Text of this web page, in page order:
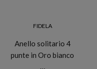
FIDELA
Anello solitario 4
punte in Oro bianco
…